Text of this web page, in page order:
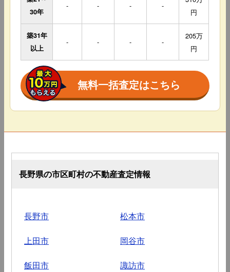
30年
- - - -
円
築31年
以上
- - - -
205万
円
無料一括査定はこちら
長野県の市区町村の不動産査定情報
長野市 松本市
上田市 岡谷市
飯田市 諏訪市